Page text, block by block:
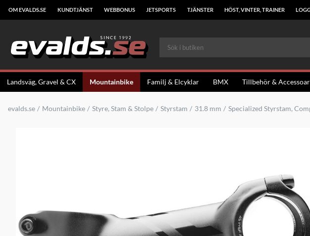
OM EVALDS.SE KUNDTJÄNST WEBBONUS JETSPORTS TJÄNSTER HÖST, VINTER, TRAINER
Landsväg, Gravel & CX Mountainbike Familj & Elcyklar BMX Tillbehör &
evalds.se Mountainbike Styre, Stam & Stolpe Styrstam 31.8 mm Specialized Styrstam,